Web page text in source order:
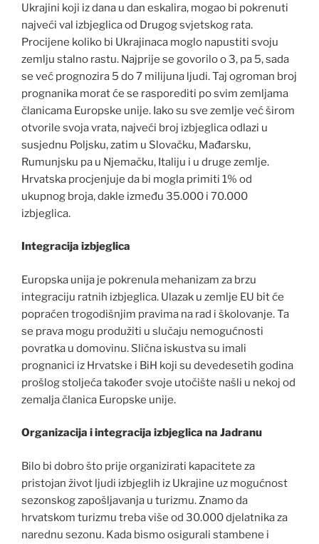
Ukrajini koji iz dana u dan eskalira, mogao bi pokrenuti
najveći val izbjeglica od Drugog svjetskog rata.
Procijene koliko bi Ukrajinaca moglo napustiti svoju
zemlju stalno rastu. Najprije se govorilo o 3, pa 5, sada
se već prognozira 5 do 7 milijuna ljudi. Taj ogroman broj
prognanika morat će se rasporediti po svim zemljama
članicama Europske unije. Iako su sve zemlje već širom
otvorile svoja vrata, najveći broj izbjeglica odlazi u
susjednu Poljsku, zatim u Slovačku, Mađarsku,
Rumunjsku pa u Njemačku, Italiju i u druge zemlje.
Hrvatska procjenjuje da bi mogla primiti 1% od
ukupnog broja, dakle između 35.000 i 70.000
izbjeglica.
Integracija izbjeglica
Europska unija je pokrenula mehanizam za brzu
integraciju ratnih izbjeglica. Ulazak u zemlje EU bit će
popraćen trogodišnjim pravima na rad i školovanje. Ta
se prava mogu produžiti u slučaju nemogućnosti
povratka u domovinu. Slična iskustva su imali
prognanici iz Hrvatske i BiH koji su devedesetih godina
prošlog stoljeća također svoje utočište našli u nekoj od
zemalja članica Europske unije.
Organizacija i integracija izbjeglica na Jadranu
Bilo bi dobro što prije organizirati kapacitete za
pristojan život ljudi izbjeglih iz Ukrajine uz mogućnost
sezonskog zapošljavanja u turizmu. Znamo da
hrvatskom turizmu treba više od 30.000 djelatnika za
narednu sezonu. Kada bismo osigurali stambene i